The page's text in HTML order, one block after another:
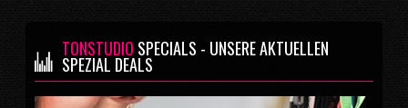
TONSTUDIO SPECIALS - UNSERE AKTUELLEN
SPEZIAL DEALS